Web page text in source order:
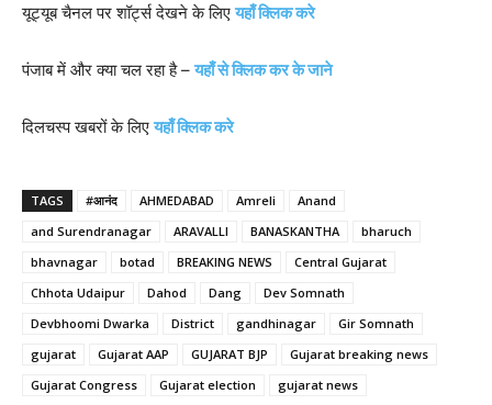
यूट्यूब चैनल पर शॉर्ट्स देखने के लिएयहाँ क्लिक करे
पंजाब में और क्या चल रहा है – यहाँ से क्लिक कर के जाने
दिलचस्प खबरों के लिएयहाँ क्लिक करे
TAGS #आनंद AHMEDABAD Amreli
Anand
and Surendranagar
ARAVALLI BANASKANTHA
bharuch
bhavnagar
botad BREAKING NEWS
Central Gujarat
Chhota Udaipur
Dahod Dang
Dev Somnath
Devbhoomi Dwarka
District gandhinagar
Gir Somnath
gujarat
Gujarat AAP GUJARAT BJP
Gujarat breaking news
Gujarat Congress
Gujarat election
gujarat news